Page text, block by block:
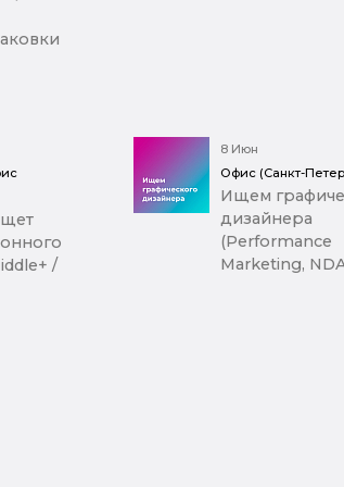
/
8 Июн
Офис (Санкт-
Ищем
дизайнера
(Performance
Marketing,